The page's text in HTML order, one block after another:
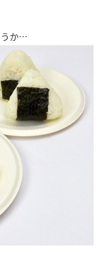
うか…